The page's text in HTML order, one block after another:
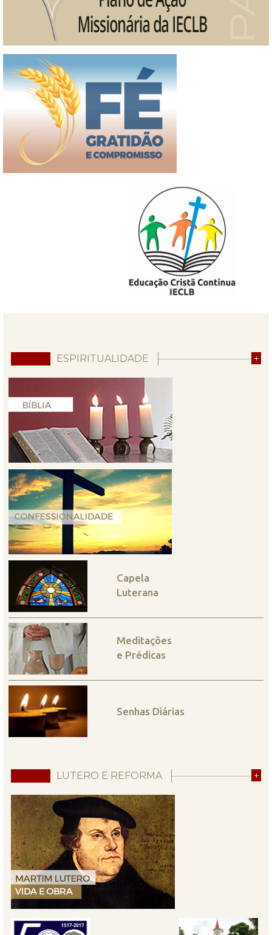
ESPIRITUALIDADE +
Capela
Luterana
Meditações
e Prédicas
Senhas Diárias
LUTERO E REFORMA +